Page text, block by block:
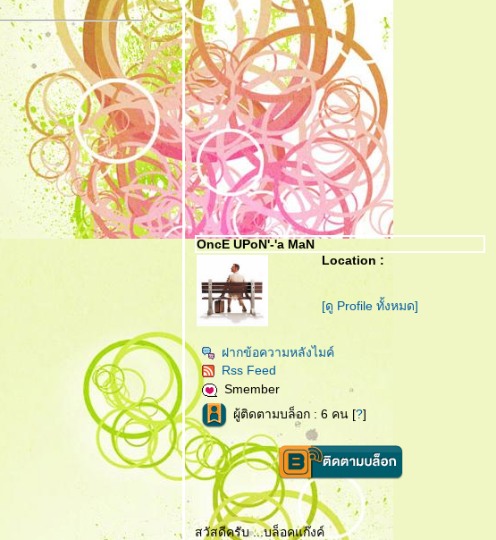
OncE UPoN'-'a MaN
Location :
[ดู Profile ทั้งหมด]
ฝากข้อความหลังไมค์
Rss Feed
Smember
ผู้ติดตามบล็อก : 6 คน [?]
สวัสดีครับ ...บล็อคแก๊งค์